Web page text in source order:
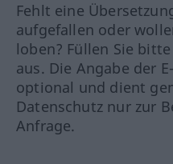
Fehlt eine
aufgefallen oder
loben? Füllen Sie
aus. Die Angabe der
optional und dient
Datenschutz nur zur
Anfrage.